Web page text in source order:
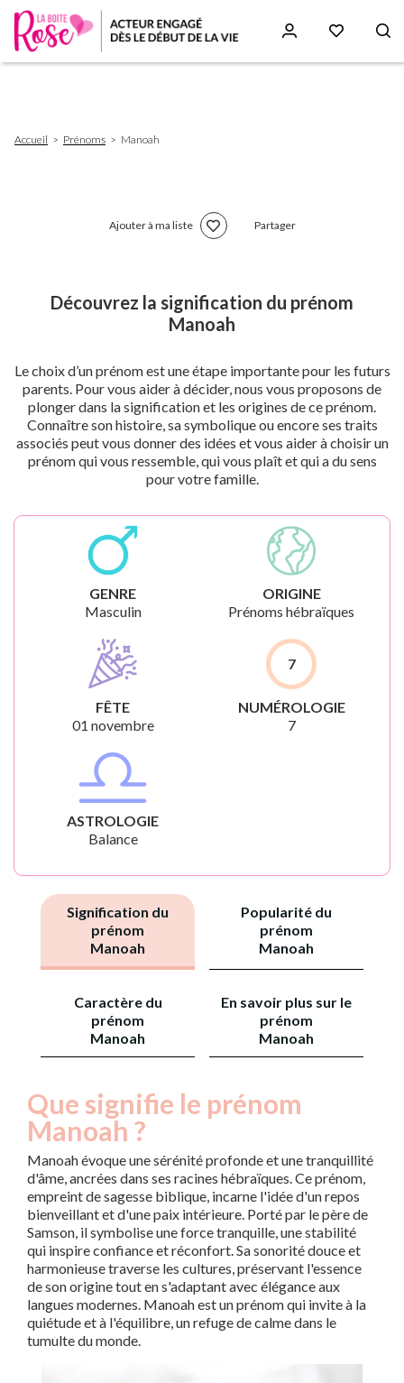
d'Ariane
Accueil Prénoms Manoah
Ajouter à ma liste Partager
Découvrez la signification du prénom
Manoah
Le choix d’un prénom est une étape importante pour les futurs
parents. Pour vous aider à décider, nous vous proposons de
plonger dans la signification et les origines de ce prénom.
Connaître son histoire, sa symbolique ou encore ses traits
associés peut vous donner des idées et vous aider à choisir un
prénom qui vous ressemble, qui vous plaît et qui a du sens
pour votre famille.
GENRE
Masculin
ORIGINE
Prénoms hébraïques
FÊTE
01 novembre
7
NUMÉROLOGIE
7
ASTROLOGIE
Balance
Signification du
prénom
Manoah
Popularité du
prénom
Manoah
Caractère du
prénom
Manoah
En savoir plus sur le
prénom
Manoah
Que signifie le prénom
Manoah ?
Manoah évoque une sérénité profonde et une tranquillité
d'âme, ancrées dans ses racines hébraïques. Ce prénom,
empreint de sagesse biblique, incarne l'idée d'un repos
bienveillant et d'une paix intérieure. Porté par le père de
Samson, il symbolise une force tranquille, une stabilité
qui inspire confiance et réconfort. Sa sonorité douce et
harmonieuse traverse les cultures, préservant l'essence
de son origine tout en s'adaptant avec élégance aux
langues modernes. Manoah est un prénom qui invite à la
quiétude et à l'équilibre, un refuge de calme dans le
tumulte du monde.